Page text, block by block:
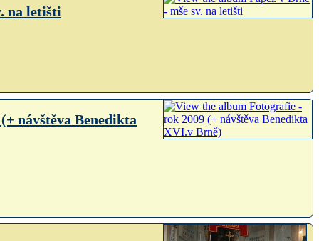
na letišti
návštěva Benedikta